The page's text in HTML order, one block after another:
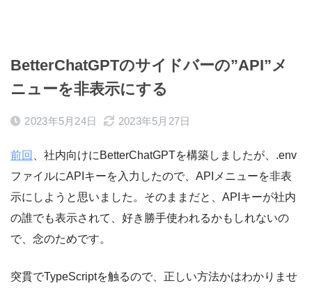
BetterChatGPTのサイドバーの”API”メ
ニューを非表示にする
2023年5月24日 2023年5月27日
前回
、社内向けにBetterChatGPTを構築しましたが、.env
ファイルにAPIキーを入力したので、APIメニューを非表
示にしようと思いました。そのままだと、APIキーが社内
の誰でも表示されて、好き勝手使われるかもしれないの
で、念のためです。
突貫でTypeScriptを触るので、正しい方法かはわかりませ